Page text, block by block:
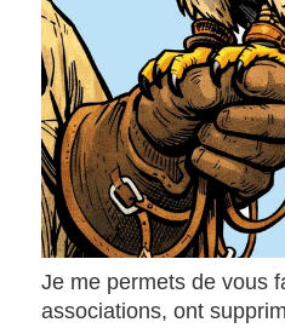
Je me permets de vous
associations, ont